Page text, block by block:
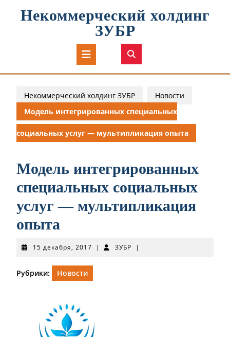
Некоммерческий холдинг
ЗУБР
Кнопка
Открыть
Некоммерческий холдинг ЗУБР
Новости
Модель интегрированных специальных
социальных услуг — мультипликация опыта
Модель интегрированных
специальных социальных
услуг — мультипликация
опыта
15 декабря, 2017 15
2017
| ЗУБР ЗУБР
|
Рубрики: Новости